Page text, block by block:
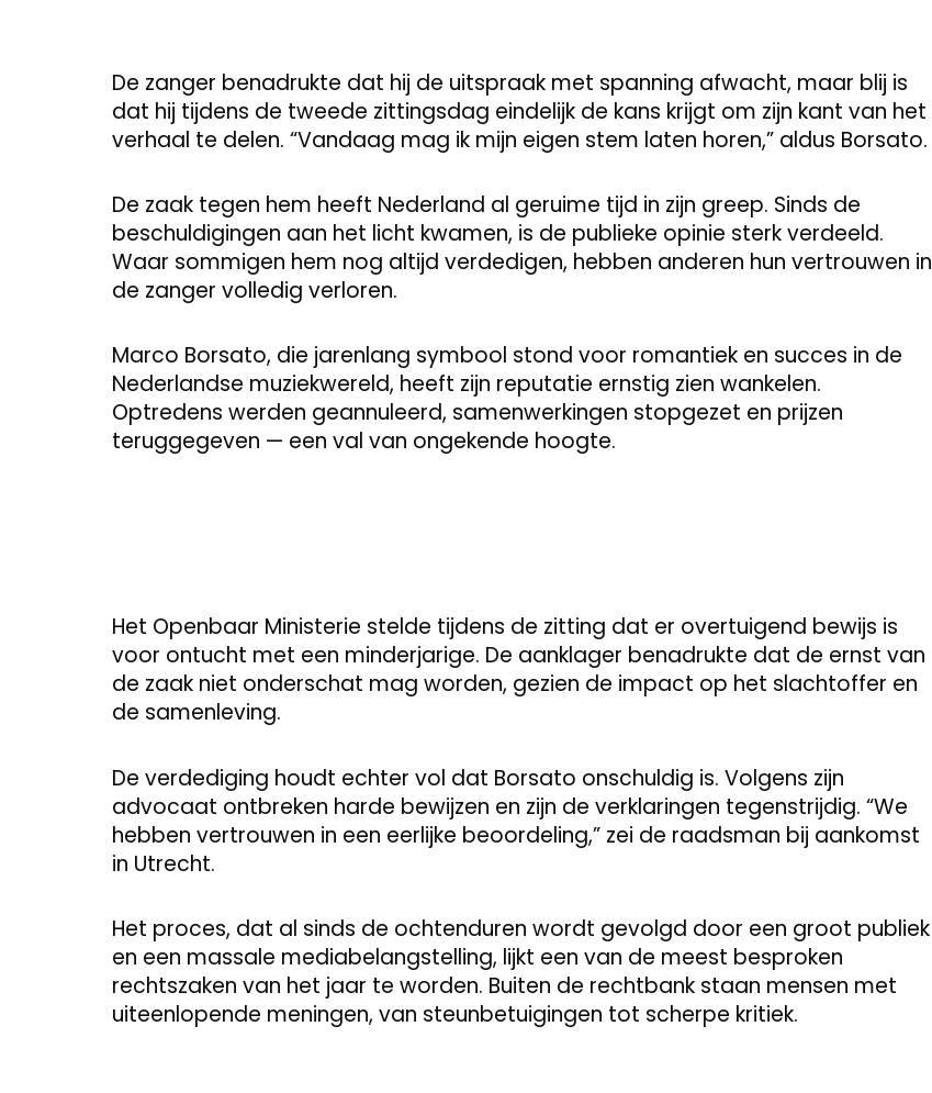
De zanger benadrukte dat hij de uitspraak met spanning afwacht, maar blij is
dat hij tijdens de tweede zittingsdag eindelijk de kans krijgt om zijn kant van het
verhaal te delen. “Vandaag mag ik mijn eigen stem laten horen,” aldus Borsato.
De zaak tegen hem heeft Nederland al geruime tijd in zijn greep. Sinds de
beschuldigingen aan het licht kwamen, is de publieke opinie sterk verdeeld.
Waar sommigen hem nog altijd verdedigen, hebben anderen hun vertrouwen in
de zanger volledig verloren.
Marco Borsato, die jarenlang symbool stond voor romantiek en succes in de
Nederlandse muziekwereld, heeft zijn reputatie ernstig zien wankelen.
Optredens werden geannuleerd, samenwerkingen stopgezet en prijzen
teruggegeven — een val van ongekende hoogte.
Het Openbaar Ministerie stelde tijdens de zitting dat er overtuigend bewijs is
voor ontucht met een minderjarige. De aanklager benadrukte dat de ernst van
de zaak niet onderschat mag worden, gezien de impact op het slachtoffer en
de samenleving.
De verdediging houdt echter vol dat Borsato onschuldig is. Volgens zijn
advocaat ontbreken harde bewijzen en zijn de verklaringen tegenstrijdig. “We
hebben vertrouwen in een eerlijke beoordeling,” zei de raadsman bij aankomst
in Utrecht.
Het proces, dat al sinds de ochtenduren wordt gevolgd door een groot publiek
en een massale mediabelangstelling, lijkt een van de meest besproken
rechtszaken van het jaar te worden. Buiten de rechtbank staan mensen met
uiteenlopende meningen, van steunbetuigingen tot scherpe kritiek.